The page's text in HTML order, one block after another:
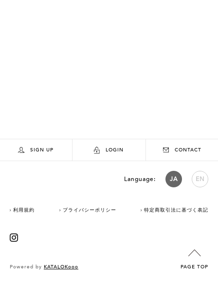
SIGN UP LOGIN CONTACT
Language: JA EN
利用規約 プライバシーポリシー 特定商取引法に基づく表記
Powered by KATALOKooo PAGE TOP